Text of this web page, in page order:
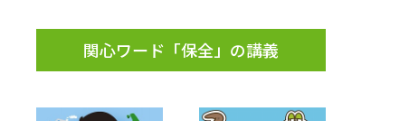
ジ（高3生用）関心ワード「保全」の講義